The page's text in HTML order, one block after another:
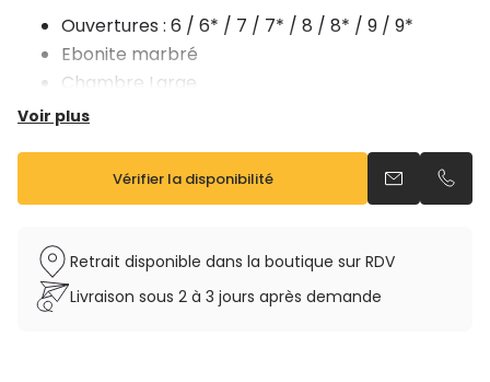
Ouvertures : 6 / 6* / 7 / 7* / 8 / 8* / 9 / 9*
Ebonite marbré
Chambre Large
MADE IN FRANCE
Voir plus
Vérifier la disponibilité Envoyer un
Retrait disponible dans la boutique sur RDV
Livraison sous 2 à 3 jours après demande